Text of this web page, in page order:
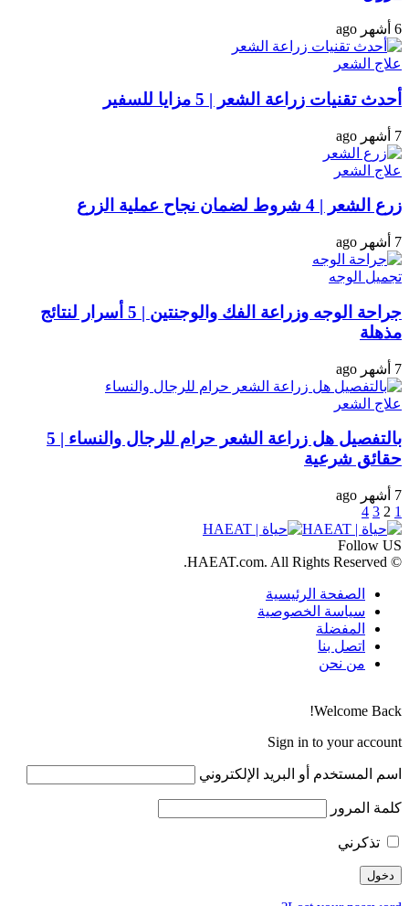
6 أشهر ago
علاج الشعر
أحدث تقنيات زراعة الشعر | 5 مزايا للسفير
7 أشهر ago
علاج الشعر
زرع الشعر | 4 شروط لضمان نجاح عملية الزرع
7 أشهر ago
تجميل الوجه
جراحة الوجه وزراعة الفك والوجنتين | 5 أسرار لنتائج
مذهلة
7 أشهر ago
علاج الشعر
بالتفصيل هل زراعة الشعر حرام للرجال والنساء | 5
حقائق شرعية
7 أشهر ago
1
2
3
4
Follow US
© HAEAT.com. All Rights Reserved.
الصفحة الرئيسية
سياسة الخصوصية
المفضلة
اتصل بنا
من نحن
Welcome Back!
Sign in to your account
اسم المستخدم أو البريد الإلكتروني
كلمة المرور
تذكرني